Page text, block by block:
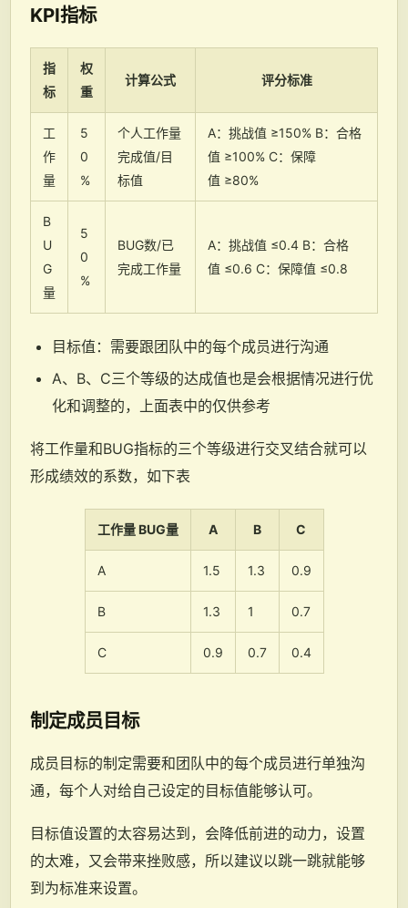
KPI指标
指
标
权
重
计算公式 评分标准
工
作
量
5
0
%
个人工作量
完成值/目
标值
A：挑战值 ≥150% B：合格
值 ≥100% C：保障
值 ≥80%
B
U
G
量
5
0
%
BUG数/已
完成工作量
A：挑战值 ≤0.4 B：合格
值 ≤0.6 C：保障值 ≤0.8
目标值：需要跟团队中的每个成员进行沟通
A、B、C三个等级的达成值也是会根据情况进行优
化和调整的，上面表中的仅供参考
将工作量和BUG指标的三个等级进行交叉结合就可以
形成绩效的系数，如下表
工作量 BUG量 A B C
A 1.5 1.3 0.9
B 1.3 1 0.7
C 0.9 0.7 0.4
制定成员目标
成员目标的制定需要和团队中的每个成员进行单独沟
通，每个人对给自己设定的目标值能够认可。
目标值设置的太容易达到，会降低前进的动力，设置
的太难，又会带来挫败感，所以建议以跳一跳就能够
到为标准来设置。